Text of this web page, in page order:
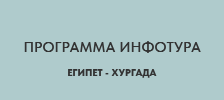
ПРОГРАММА ИНФОТУРА
ЕГИПЕТ - ХУРГАДА